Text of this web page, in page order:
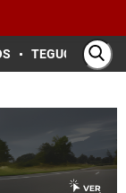
TEGUCIGALPA